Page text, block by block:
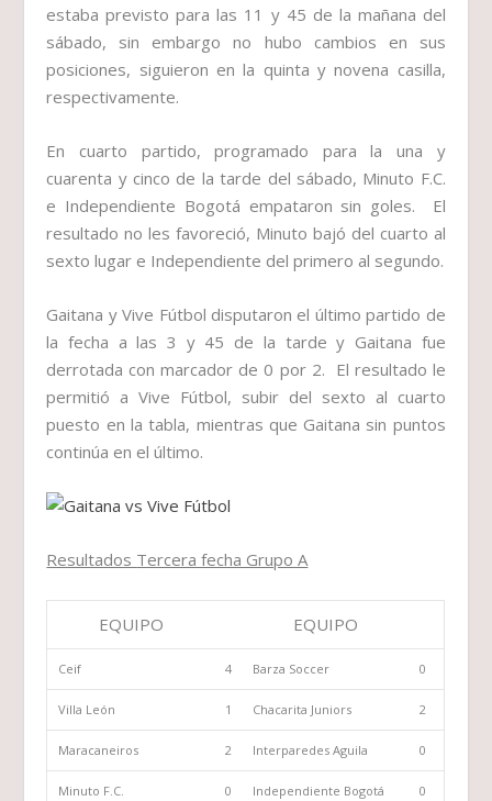
estaba previsto para las 11 y 45 de la mañana del
sábado, sin embargo no hubo cambios en sus
posiciones, siguieron en la quinta y novena casilla,
respectivamente.
En cuarto partido, programado para la una y
cuarenta y cinco de la tarde del sábado, Minuto F.C.
e Independiente Bogotá empataron sin goles. El
resultado no les favoreció, Minuto bajó del cuarto al
sexto lugar e Independiente del primero al segundo.
Gaitana yVive Fútbol disputaron el último partido de
la fecha a las 3 y 45 de la tarde y Gaitana fue
derrotada con marcador de 0 por 2. El resultado le
permitió aVive Fútbol, subir del sexto al cuarto
puesto en la tabla, mientras que Gaitana sin puntos
continúa en el último.
Resultados Tercera fecha Grupo A
EQUIPO EQUIPO
Ceif 4 Barza Soccer 0
Villa León 1 Chacarita Juniors 2
Maracaneiros 2 Interparedes Aguila 0
Minuto F.C. 0 Independiente Bogotá 0